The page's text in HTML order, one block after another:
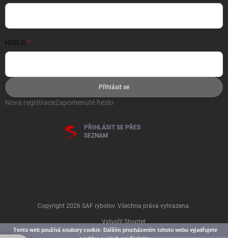
Tento web používá soubory cookie. Dalším procházením tohoto webu vyjadřujete
HESLO
Přihlásit se
Nová registraceZapomenuté heslo
PŘIHLÁSIT SE PŘES
SEZNAM
Vytvořil Shoptet
Copyright 2026 SAF rybolov. Všechna práva vyhrazena.